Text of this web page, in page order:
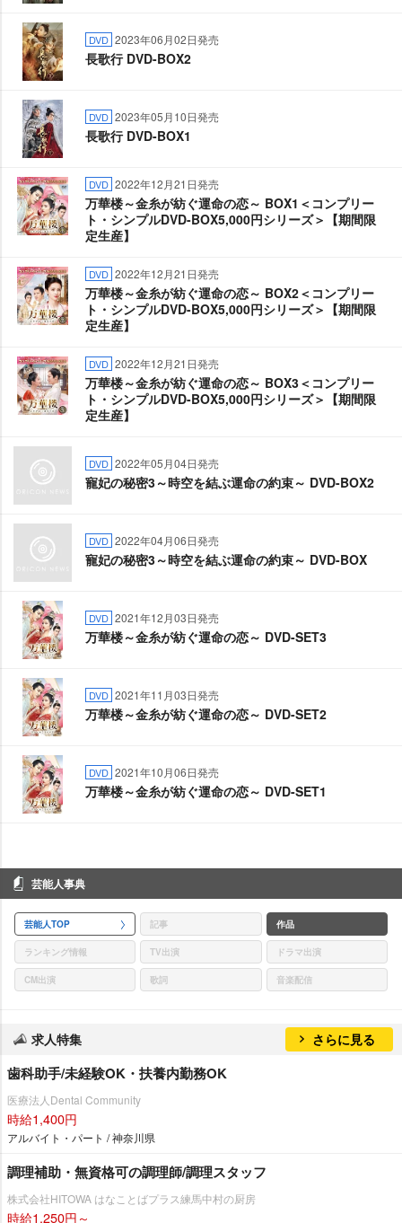
DVD 2023年06月02日発売
長歌行 DVD-BOX2
DVD 2023年05月10日発売
長歌行 DVD-BOX1
DVD 2022年12月21日発売
万華楼～金糸が紡ぐ運命の恋～ BOX1＜コンプリー
ト・シンプルDVD-BOX5,000円シリーズ＞【期間限
定生産】
DVD 2022年12月21日発売
万華楼～金糸が紡ぐ運命の恋～ BOX2＜コンプリー
ト・シンプルDVD-BOX5,000円シリーズ＞【期間限
定生産】
DVD 2022年12月21日発売
万華楼～金糸が紡ぐ運命の恋～ BOX3＜コンプリー
ト・シンプルDVD-BOX5,000円シリーズ＞【期間限
定生産】
DVD 2022年05月04日発売
寵妃の秘密3～時空を結ぶ運命の約束～ DVD-BOX2
DVD 2022年04月06日発売
寵妃の秘密3～時空を結ぶ運命の約束～ DVD-BOX
DVD 2021年12月03日発売
万華楼～金糸が紡ぐ運命の恋～ DVD-SET3
DVD 2021年11月03日発売
万華楼～金糸が紡ぐ運命の恋～ DVD-SET2
DVD 2021年10月06日発売
万華楼～金糸が紡ぐ運命の恋～ DVD-SET1
芸能人事典
芸能人TOP 記事 作品
ランキング情報 TV出演 ドラマ出演
CM出演 歌詞 音楽配信
求人特集 さらに見る
歯科助手/未経験OK・扶養内勤務OK
医療法人Dental Community
時給1,400円
アルバイト・パート / 神奈川県
調理補助・無資格可の調理師/調理スタッフ
株式会社HITOWA はなことばプラス練馬中村の厨房
時給1,250円～